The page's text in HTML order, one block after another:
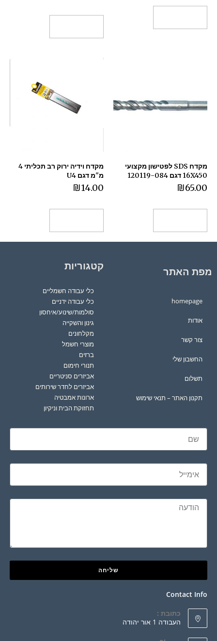
מקדח SDS לפטישון מקצועי
16X450 דגם 120119-084
₪65.00
מקדח וידיה ירוק רב תכליתי 4
מ"מ דגם U4
₪14.00
מפת האתר
homepage
אודות
צור קשר
החשבון שלי
תשלום
תקנון האתר – תנאי שימוש
קטגוריות
כלי עבודה חשמליים
כלי עבודה ידניים
סולמות/שינוע/איחסון
גינון והשקייה
מקלחונים
מוצרי חשמל
ברזים
תנורי חימום
אביזרים סניטריים
אביזרים לחדר שירותים
ארונות אמבטיה
תחזוקת הבית וניקיון
שליחה
Contact Info
כתובת :
העבודה 1 אור יהודה